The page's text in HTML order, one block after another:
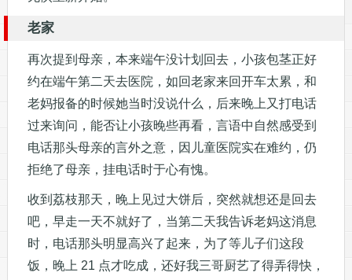
老家
再次提到母亲，本来端午没计划回去，小孩包茎正好
约在端午第二天去医院，如回老家来回开车太累，和
老妈报备的时候她当时没说什么，后来晚上又打电话
过来询问，能否让小孩晚些再看，言语中自然感受到
电话那头母亲的言外之意，因儿童医院实在难约，仍
拒绝了母亲，挂电话时于心有愧。
收到荔枝那天，晚上见过大饼后，突然就想还是回去
吧，早走一天不就好了，当第二天我告诉老妈这消息
时，电话那头明显高兴了起来，为了等儿子们这段
饭，晚上 21 点才吃成，还好我三哥厨艺了得弄得快，